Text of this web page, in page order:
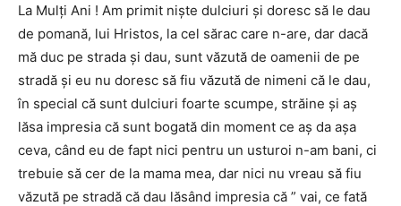
La Mulţi Ani ! Am primit nişte dulciuri şi doresc să le dau
de pomană, lui Hristos, la cel sărac care n-are, dar dacă
mă duc pe strada şi dau, sunt văzută de oamenii de pe
stradă şi eu nu doresc să fiu văzută de nimeni că le dau,
în special că sunt dulciuri foarte scumpe, străine şi aş
lăsa impresia că sunt bogată din moment ce aş da aşa
ceva, când eu de fapt nici pentru un usturoi n-am bani, ci
trebuie să cer de la mama mea, dar nici nu vreau să fiu
văzută pe stradă că dau lăsând impresia că ” vai, ce fată